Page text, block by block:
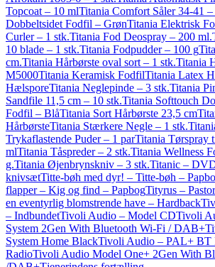
Topcoat – 10 mlTitania Comfort Såler 34-41 –
Dobbeltsidet Fodfil – GrønTitania Elektrisk
Curler – 1 stk.Titania Fod Deospray – 200 ml.
10 blade – 1 stk.Titania Fodpudder – 100 g
cm.Titania Hårbørste oval sort – 1 stk.Titania
M5000Titania Keramisk FodfilTitania Latex
HælsporeTitania Neglepinde – 3 stk.Titania
Sandfile 11,5 cm – 10 stk.Titania Softtouch
Fodfil – BlåTitania Sort Hårbørste 23,5 cm
HårbørsteTitania Stærkere Negle – 1 stk.
Trykaflastende Puder – 1 parTitania Tørspray
mlTitania Tåspreder – 2 stk.Titania Wellness
g.Titania Øjenbrynskniv – 3 stk.Titanic –
knivsætTitte-bøh med dyr! – Titte-bøh –
flapper – Kig og find – PapbogTityrus –
en eventyrlig blomstrende have – Hardback
– IndbundetTivoli Audio – Model CDTivoli
System 2Gen With Bluetooth Wi-Fi / DAB+
System Home BlackTivoli Audio – PAL+ BT
RadioTivoli Audio Model One+ 2Gen With